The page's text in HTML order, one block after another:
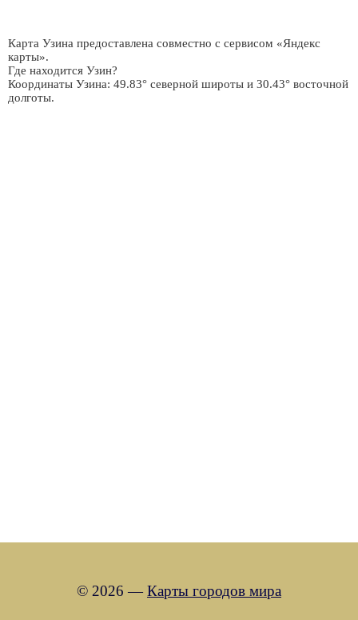
Карта Узина предоставлена совместно с сервисом «Яндекс
карты».
Где находится Узин?
Координаты Узина: 49.83° северной широты и 30.43° восточной
долготы.
© 2026 —Карты городов мира